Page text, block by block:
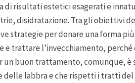
di risultati estetici esagerati e
disidratazione. Tra gli obiettivi
strategie per donare una forma
trattare l’invecchiamento, perché
un buon trattamento, comunque, è
delle labbra e che rispetti i tratti